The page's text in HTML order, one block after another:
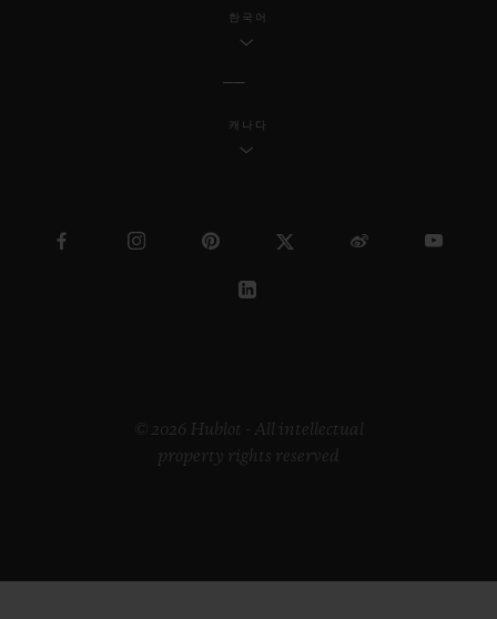
한국어
캐나다
© 2026 Hublot - All intellectual
property rights reserved